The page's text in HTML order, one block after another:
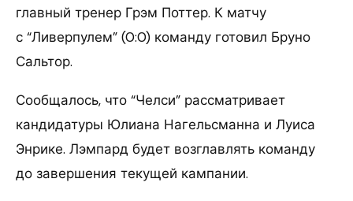
главный тренер Грэм Поттер. К матчу
с “Ливерпулем” (0:0) команду готовил Бруно
Сальтор.
Сообщалось, что “Челси” рассматривает
кандидатуры Юлиана Нагельсманна и Луиса
Энрике. Лэмпард будет возглавлять команду
до завершения текущей кампании.